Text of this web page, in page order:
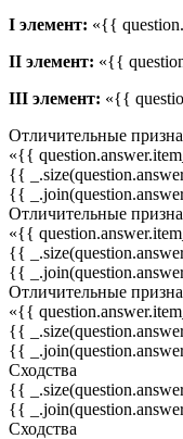
I элемент: «{{
II элемент: «{{
III элемент: «{{
Отличительные
«{{
{{
{{
Отличительные
«{{
{{
{{
Отличительные
«{{
{{
{{
Сходства
{{
{{
Сходства